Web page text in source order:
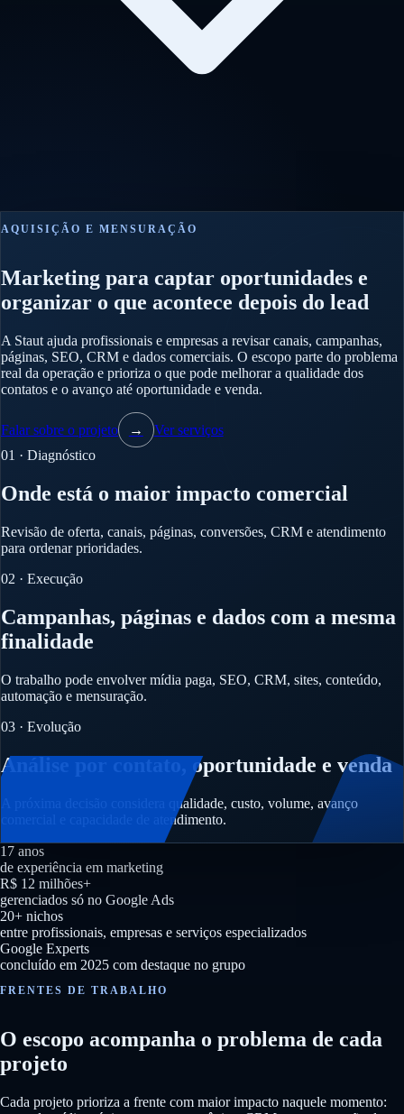
AQUISIÇÃO E MENSURAÇÃO
Marketing para captar oportunidades e
organizar o que acontece depois do lead
A Staut ajuda profissionais e empresas a revisar canais, campanhas,
páginas, SEO, CRM e dados comerciais. O escopo parte do problema
real da operação e prioriza o que pode melhorar a qualidade dos
contatos e o avanço até oportunidade e venda.
Falar sobre o projeto →
Ver serviços
01 · Diagnóstico
Onde está o maior impacto comercial
Revisão de oferta, canais, páginas, conversões, CRM e atendimento
para ordenar prioridades.
02 · Execução
Campanhas, páginas e dados com a mesma
finalidade
O trabalho pode envolver mídia paga, SEO, CRM, sites, conteúdo,
automação e mensuração.
03 · Evolução
Análise por contato, oportunidade e venda
A próxima decisão considera qualidade, custo, volume, avanço
comercial e capacidade de atendimento.
17 anos
de experiência em marketing
R$ 12 milhões+
gerenciados só no Google Ads
20+ nichos
entre profissionais, empresas e serviços especializados
Google Experts
concluído em 2025 com destaque no grupo
FRENTES DE TRABALHO
O escopo acompanha o problema de cada
projeto
Cada projeto prioriza a frente com maior impacto naquele momento: